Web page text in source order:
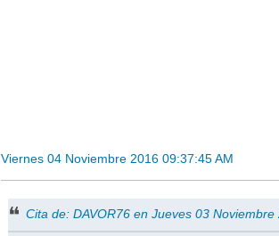
Viernes 04 Noviembre 2016 09:37:45 AM
Cita de: DAVOR76 en Jueves 03